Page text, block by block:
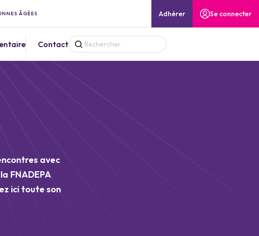
ÂGÉES
Contact
Adhérer Se connecter
avec
FNADEPA
ici toute son